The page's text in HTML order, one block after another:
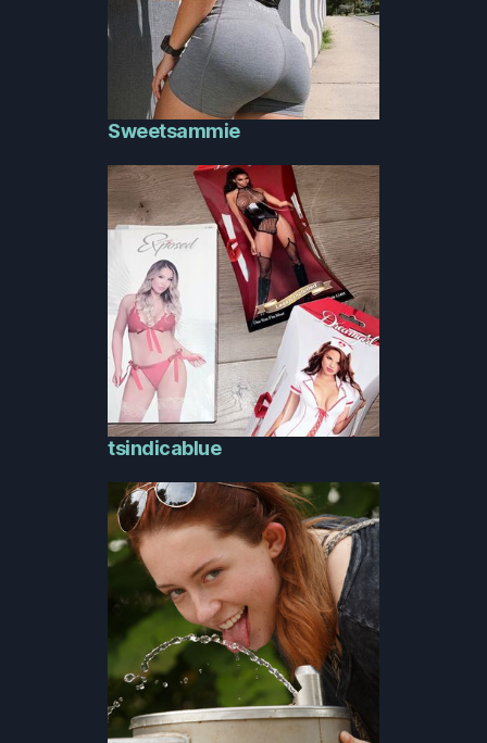
Sweetsammie
tsindicablue